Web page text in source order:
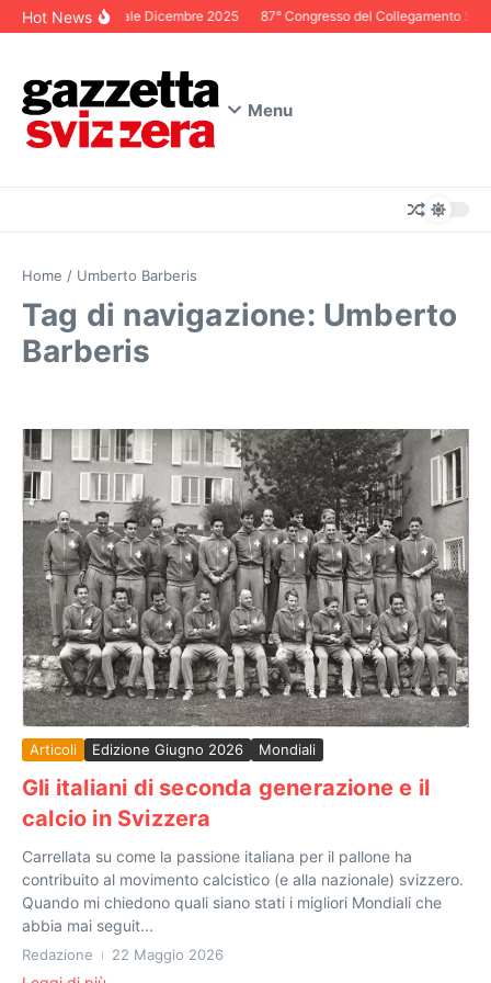
Salta al contenuto
Hot NewsEditoriale Dicembre 2025 87° Congresso del Collegamento
Menu
Home / Umberto Barberis
Tag di navigazione: Umberto
Barberis
Articoli Edizione Giugno 2026 Mondiali
Gli italiani di seconda generazione e il
calcio in Svizzera
Carrellata su come la passione italiana per il pallone ha
contribuito al movimento calcistico (e alla nazionale) svizzero.
Quando mi chiedono quali siano stati i migliori Mondiali che
abbia mai seguit...
Redazione 22 Maggio 2026